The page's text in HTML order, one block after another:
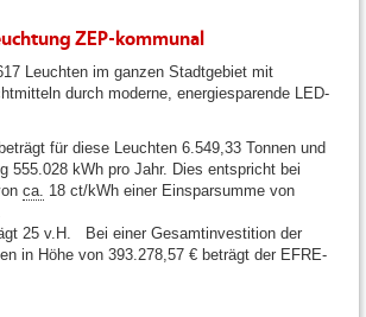
ZEP-kommunal
Leuchten im ganzen Stadtgebiet mit
durch moderne, energiesparende LED-
für diese Leuchten 6.549,33 Tonnen und
555.028 kWh pro Jahr. Dies entspricht bei
ca. 18 ct/kWh einer Einsparsumme von
25 v.H. Bei einer Gesamtinvestition der
in Höhe von 393.278,57 € beträgt der EFRE-